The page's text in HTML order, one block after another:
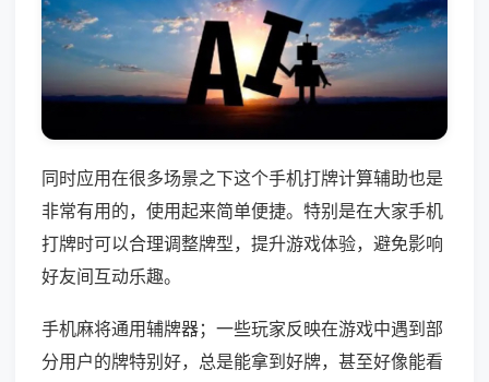
同时应用在很多场景之下这个手机打牌计算辅助也是
非常有用的，使用起来简单便捷。特别是在大家手机
打牌时可以合理调整牌型，提升游戏体验，避免影响
好友间互动乐趣。
手机麻将通用辅牌器；一些玩家反映在游戏中遇到部
分用户的牌特别好，总是能拿到好牌，甚至好像能看